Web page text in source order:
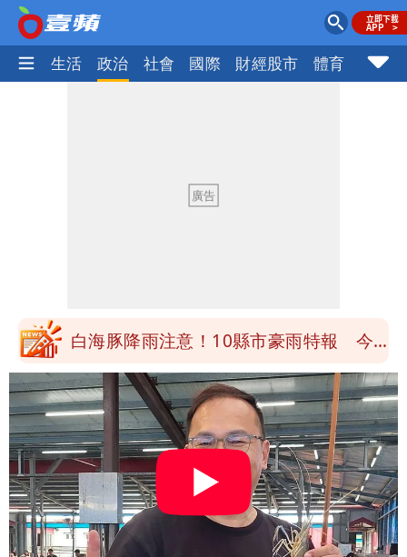
尚 生活 政治 社會 國際 財經股市 體育 壹蘋
晚至明下午受影響
颱風假來了！連江縣宣布明天停班課 海
Cheap：愛台灣只是發財的口號
白海豚降雨注意！10縣市豪雨特報 今
晚至明下午受影響
颱風假來了！連江縣宣布明天停班課 海
空交通全數停航